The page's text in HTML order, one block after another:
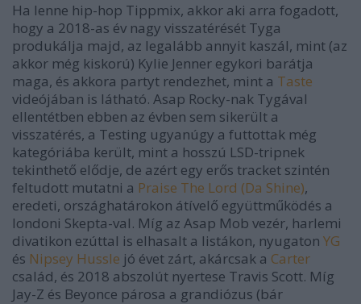
Ha lenne hip-hop Tippmix, akkor aki arra fogadott,
hogy a 2018-as év nagy visszatérését Tyga
produkálja majd, az legalább annyit kaszál, mint (az
akkor még kiskorú) Kylie Jenner egykori barátja
maga, és akkora partyt rendezhet, mint a Taste
videójában is látható. Asap Rocky-nak Tygával
ellentétben ebben az évben sem sikerült a
visszatérés, a Testing ugyanúgy a futtottak még
kategóriába került, mint a hosszú LSD-tripnek
tekinthető elődje, de azért egy erős tracket szintén
feltudott mutatni a Praise The Lord (Da Shine),
eredeti, országhatárokon átívelő együttműködés a
londoni Skepta-val. Míg az Asap Mob vezér, harlemi
divatikon ezúttal is elhasalt a listákon, nyugaton YG
és Nipsey Hussle jó évet zárt, akárcsak a Carter
család, és 2018 abszolút nyertese Travis Scott. Míg
Jay-Z és Beyonce párosa a grandiózus (bár